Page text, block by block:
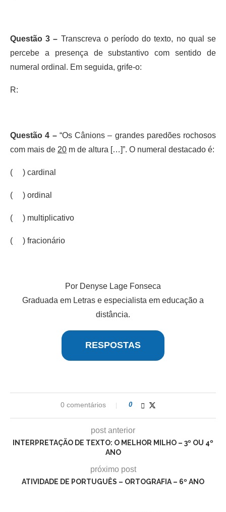
Questão 3 – Transcreva o período do texto, no qual se
percebe a presença de substantivo com sentido de
numeral ordinal. Em seguida, grife-o:
R:
Questão 4 –“Os Cânions – grandes paredões rochosos
com mais de 20 m de altura […]”. O numeral destacado é:
( ) cardinal
( ) ordinal
( ) multiplicativo
( ) fracionário
Por Denyse Lage Fonseca
Graduada em Letras e especialista em educação a
distância.
RESPOSTAS
0 comentários 0
post anterior
INTERPRETAÇÃO DE TEXTO: O MELHOR MILHO – 3º OU 4º
ANO
próximo post
ATIVIDADE DE PORTUGUÊS – ORTOGRAFIA – 6º ANO